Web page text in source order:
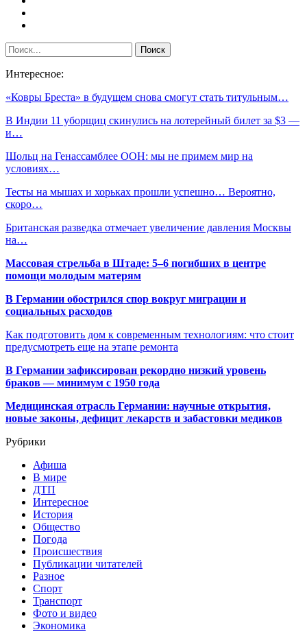
Интересное:
«Ковры Бреста» в будущем снова смогут стать титульным…
В Индии 11 уборщиц скинулись на лотерейный билет за $3 —
и…
Шольц на Генассамблее ООН: мы не примем мир на
условиях…
Тесты на мышах и хорьках прошли успешно… Вероятно,
скоро…
Британская разведка отмечает увеличение давления Москвы
на…
Массовая стрельба в Штаде: 5–6 погибших в центре
помощи молодым матерям
В Германии обострился спор вокруг миграции и
социальных расходов
Как подготовить дом к современным технологиям: что стоит
предусмотреть еще на этапе ремонта
В Германии зафиксирован рекордно низкий уровень
браков — минимум с 1950 года
Медицинская отрасль Германии: научные открытия,
новые законы, дефицит лекарств и забастовки медиков
Рубрики
Афиша
В мире
ДТП
Интересное
История
Общество
Погода
Происшествия
Публикации читателей
Разное
Спорт
Транспорт
Фото и видео
Экономика